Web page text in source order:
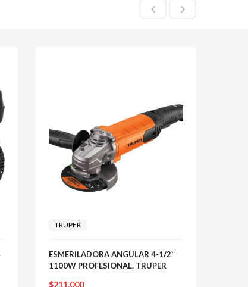
TRUPER
ESMERILADORA ANGULAR 4-1/2″
1100W PROFESIONAL. TRUPER
$211,000